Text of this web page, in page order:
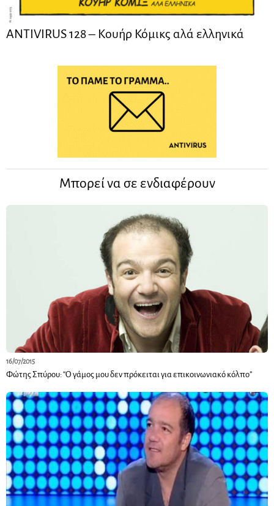
ANTIVIRUS 128 – Kουήρ Κόμικς αλά ελληνικά
Μπορεί να σε ενδιαφέρουν
16/07/2015
Φώτης Σπύρου: “Ο γάμος μου δεν πρόκειται για επικοινωνιακό κόλπο”